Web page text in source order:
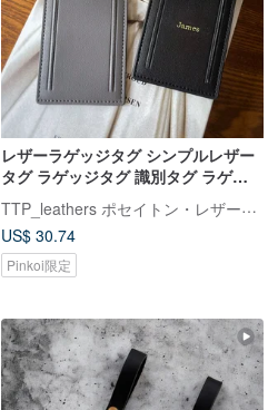
レザーラゲッジタグ シンプルレザー
タグ ラゲッジタグ 識別タグ ラゲッ
TTP_leathers ポセイトン・レザーアトリエ
US$ 30.74
Pinkoi限定